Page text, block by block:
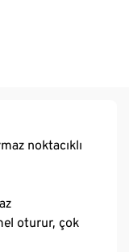
noktacıklı
oturur, çok